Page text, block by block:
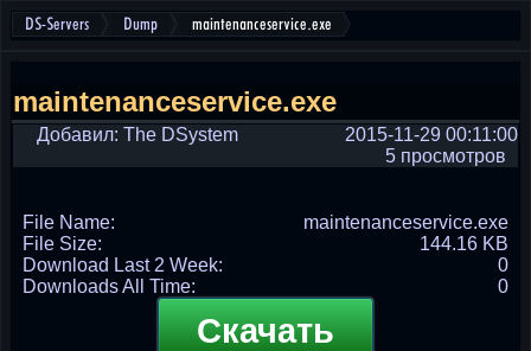
DS-Servers Dump maintenanceservice.exe
maintenanceservice.exe
Добавил: The DSystem
2015-11-29 00:11:00
5 просмотров
File Name:
maintenanceservice.exe
File Size:
144.16 KB
Download Last 2 Week:
0
Downloads All Time:
0
Скачать